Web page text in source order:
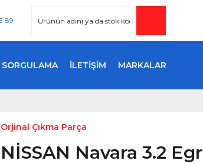
SORGULAMA İLETİŞİM MARKALAR
Orjinal Çıkma Parça
NİSSAN Navara 3.2 Egr